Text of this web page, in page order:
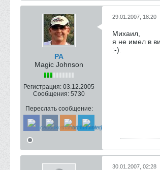
РА
Magic Johnson
Регистрация: 03.12.2005
Сообщения: 5730
Переслать сообщение:
29.01.2007, 18:20
Михаил,
я не имел в
:-).
30.01.2007, 02:28